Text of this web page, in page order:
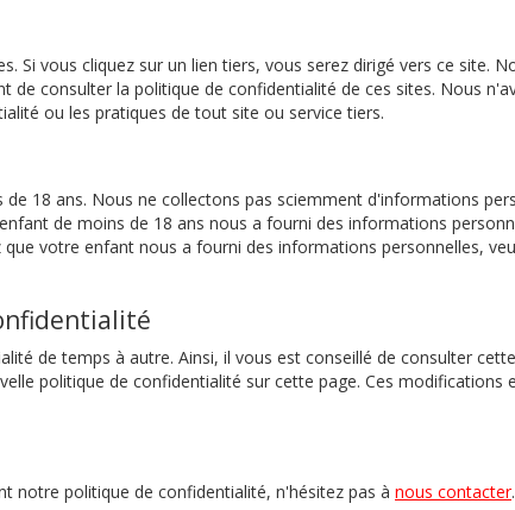
Si vous cliquez sur un lien tiers, vous serez dirigé vers ce site.
de consulter la politique de confidentialité de ces sites. Nous
ou les pratiques de tout site ou service tiers.
18 ans. Nous ne collectons pas sciemment d'informations
de moins de 18 ans nous a fourni des informations
votre enfant nous a fourni des informations personnelles,
de temps à autre. Ainsi, il vous est conseillé de consulter
politique de confidentialité sur cette page. Ces
notre politique de confidentialité, n'hésitez pas à nous contacter.